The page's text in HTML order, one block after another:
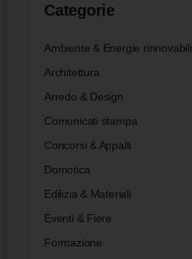
Categorie
Ambiente & Energie rinnovabili
Architettura
Arredo & Design
Comunicati stampa
Concorsi & Appalti
Domotica
Edilizia & Materiali
Eventi & Fiere
Formazione